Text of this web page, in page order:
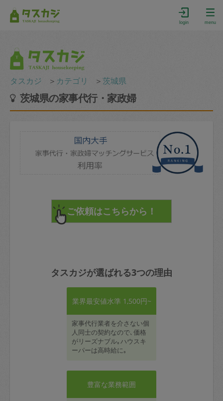
login menu
タスカジ ＞ カテゴリ ＞茨城県
茨城県の家事代行・家政婦
タスカジが選ばれる3つの理由
業界最安値水準 1,500円~
家事代行業者を介さない個
人同士の契約なので､価格
がリーズナブル｡ハウスキ
ーパーは高時給に｡
豊富な業務範囲